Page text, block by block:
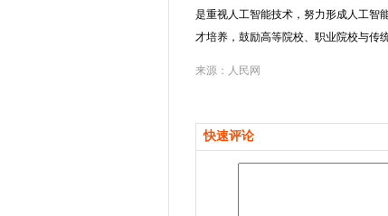
是重视人工智能技术，努力形成人工智
才培养，鼓励高等院校、职业院校与传
来源：人民网
快速评论